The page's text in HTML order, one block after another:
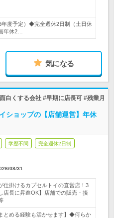
度予定）◆完全週休2日制（土日休
年休2…
気になる
白くする会社 #早期に店長可 #残業月
ショップの【店舗運営】年休
学歴不問 完全週休2日制
08/31
仕掛けるカプセルトイの直営店！3
店長に昇進OK】店舗での販売・接
とめる経験も活かせます】◆何らか